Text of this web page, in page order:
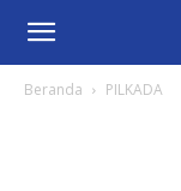
Beranda PILKADA